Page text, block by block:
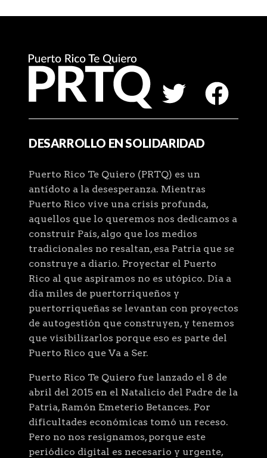
DESARROLLO EN SOLIDARIDAD
Puerto Rico Te Quiero (PRTQ) es un
antídoto a la desesperanza. Mientras
Puerto Rico vive una crisis profunda,
aquellos que lo queremos nos dedicamos a
construir País, algo que los medios
tradicionales no resaltan, esa Patria que se
construye a diario. Proyectar el Puerto
Rico al que aspiramos no es utópico. Día a
día miles de puertorriqueños y
puertorriqueñas se levantan con proyectos
de autogestión que construyen, y tenemos
que visibilizarlos porque eso es parte del
Puerto Rico que Va a Ser.
Puerto Rico Te Quiero fue lanzado el 8 de
abril del 2015 en el Natalicio del Padre de la
Patria, Ramón Emeterio Betances. Por
dificultades económicas tomó un receso.
Pero no nos resignamos, porque este
periódico digital es necesario y urgente,